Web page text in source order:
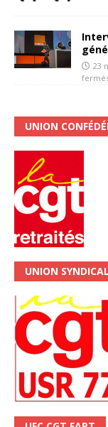
23
UNION
UNION